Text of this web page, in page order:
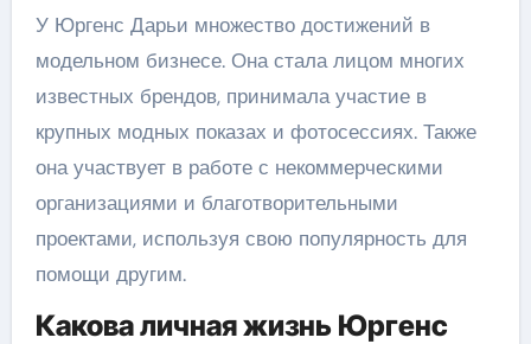
У Юргенс Дарьи множество достижений в
модельном бизнесе. Она стала лицом многих
известных брендов, принимала участие в
крупных модных показах и фотосессиях. Также
она участвует в работе с некоммерческими
организациями и благотворительными
проектами, используя свою популярность для
помощи другим.
Какова личная жизнь Юргенс